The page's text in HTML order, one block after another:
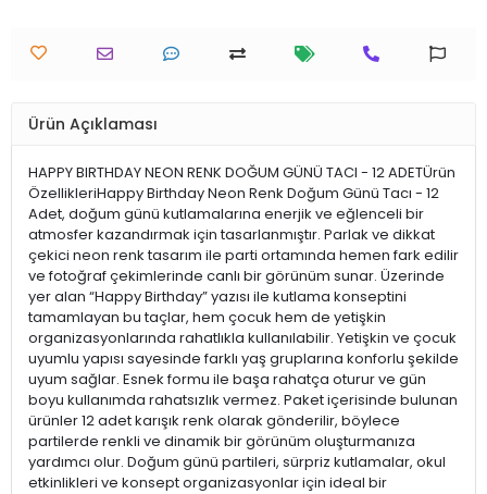
Ürün Açıklaması
HAPPY BIRTHDAY NEON RENK DOĞUM GÜNÜ TACI - 12 ADETÜrün
ÖzellikleriHappy Birthday Neon Renk Doğum Günü Tacı - 12
Adet, doğum günü kutlamalarına enerjik ve eğlenceli bir
atmosfer kazandırmak için tasarlanmıştır. Parlak ve dikkat
çekici neon renk tasarım ile parti ortamında hemen fark edilir
ve fotoğraf çekimlerinde canlı bir görünüm sunar. Üzerinde
yer alan “Happy Birthday” yazısı ile kutlama konseptini
tamamlayan bu taçlar, hem çocuk hem de yetişkin
organizasyonlarında rahatlıkla kullanılabilir. Yetişkin ve çocuk
uyumlu yapısı sayesinde farklı yaş gruplarına konforlu şekilde
uyum sağlar. Esnek formu ile başa rahatça oturur ve gün
boyu kullanımda rahatsızlık vermez. Paket içerisinde bulunan
ürünler 12 adet karışık renk olarak gönderilir, böylece
partilerde renkli ve dinamik bir görünüm oluşturmanıza
yardımcı olur. Doğum günü partileri, sürpriz kutlamalar, okul
etkinlikleri ve konsept organizasyonlar için ideal bir